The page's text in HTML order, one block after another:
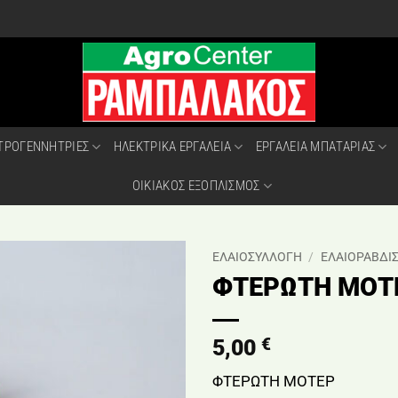
ΗΛΕΚΤΡΙΚΑ ΕΡΓΑΛΕΙΑ ΕΡΓΑΛΕΙΑ ΜΠΑΤΑΡΙΑΣ
ΟΙΚΙΑΚΟΣ ΕΞΟΠΛΙΣΜΟΣ
ΕΛΑΙΟΣΥΛΛΟΓΗ /
ΦΤΕΡΩΤΗ
5,00 €
ΦΤΕΡΩΤΗ ΜΟΤΕΡ